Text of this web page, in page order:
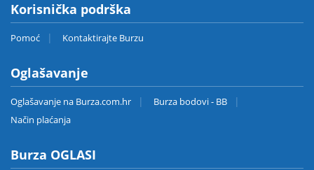
Korisnička podrška
Pomoć Kontaktirajte Burzu
Oglašavanje
Oglašavanje na Burza.com.hr
Burza bodovi - BB
Način plaćanja
Burza OGLASI